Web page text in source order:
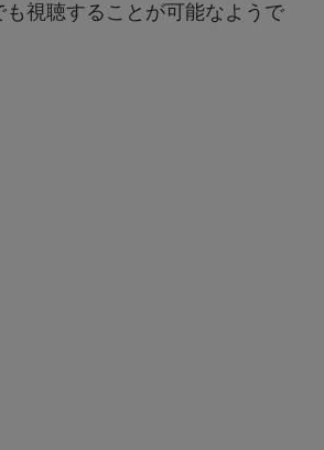
も視聴することが可能なようで